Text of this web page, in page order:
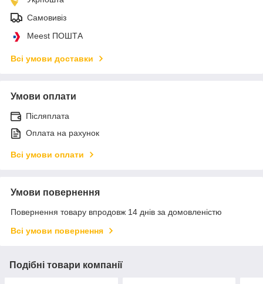
Самовивіз
Meest ПОШТА
Всі умови доставки
Умови оплати
Післяплата
Оплата на рахунок
Всі умови оплати
Умови повернення
Повернення товару впродовж 14 днів за домовленістю
Всі умови повернення
Подібні товари компанії